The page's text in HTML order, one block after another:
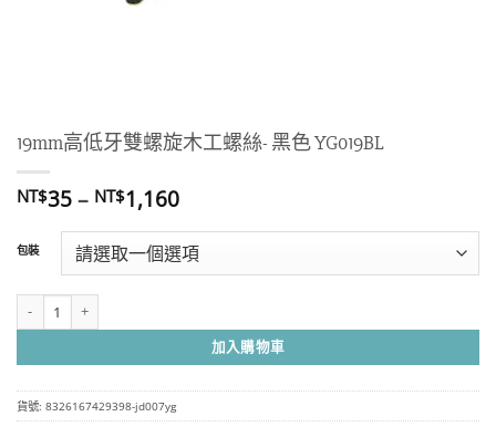
19mm高低牙雙螺旋木工螺絲- 黑色 YG019BL
NT$35– NT$1,160價
範
圍：
NT$35
NT$1,160
包裝
加入購物車
貨號: 8326167429398-jd007yg